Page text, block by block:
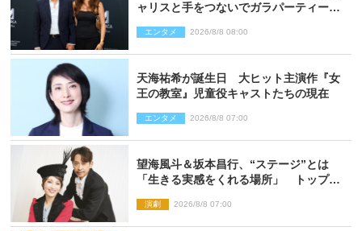
ャリスと手をつないでガラパーティーに
エンタメ 2026/8/8 08:00
天海祐希が誕生日 大ヒット主演作『女
王の教室』児童役キャストたちの現在
エンタメ 2026/8/8 07:00
望海風斗＆坂本昌行、“ステージ”とは
「生きる実感をくれる場所」 トップを
演劇 2026/8/8 07:00